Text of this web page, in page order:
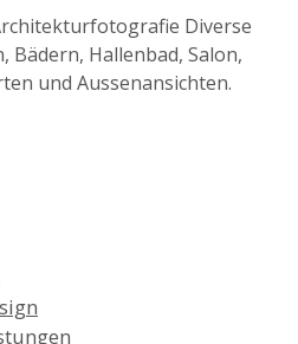
Diverse
Bädern, Hallenbad, Salon,
und Aussenansichten.